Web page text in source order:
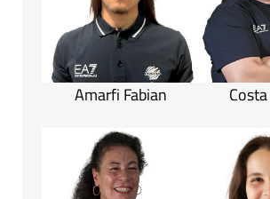
Amarfi Fabian